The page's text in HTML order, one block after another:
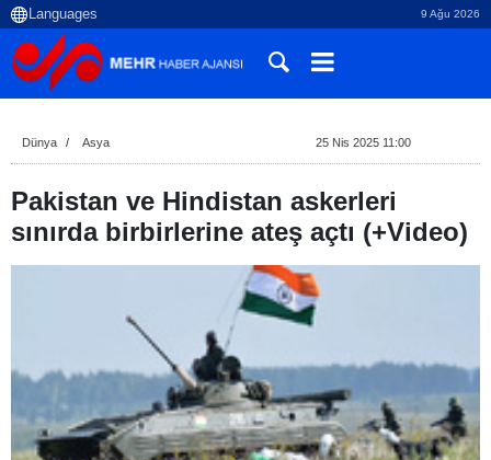
9 Ağu 2026
Dünya Asya 25 Nis 2025 11:00
Pakistan ve Hindistan askerleri
sınırda birbirlerine ateş açtı (+Video)